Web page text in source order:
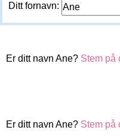
Ditt fornavn:
Er ditt navn Ane? Stem på
Er ditt navn Ane? Stem på